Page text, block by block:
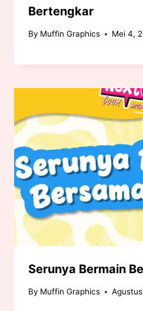
Bertengkar
By Muffin Graphics Mei 4,
Serunya Bermain
By Muffin Graphics